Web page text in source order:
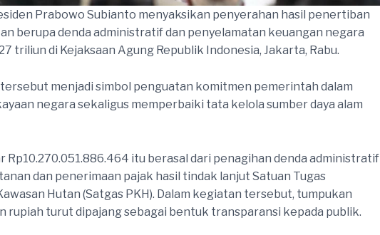
Prabowo Subianto menyaksikan penyerahan hasil penertiban
berupa denda administratif dan penyelamatan keuangan negara
triliun di Kejaksaan Agung Republik Indonesia, Jakarta, Rabu.
menjadi simbol penguatan komitmen pemerintah dalam
negara sekaligus memperbaiki tata kelola sumber daya alam
Rp10.270.051.886.464 itu berasal dari penagihan denda administratif
dan penerimaan pajak hasil tindak lanjut Satuan Tugas
Hutan (Satgas PKH). Dalam kegiatan tersebut, tumpukan
rupiah turut dipajang sebagai bentuk transparansi kepada publik.